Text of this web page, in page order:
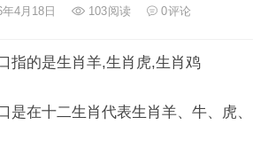
4月18日 103阅读 0评论
指的是生肖羊,生肖虎,生肖鸡
是在十二生肖代表生肖羊、牛、虎、